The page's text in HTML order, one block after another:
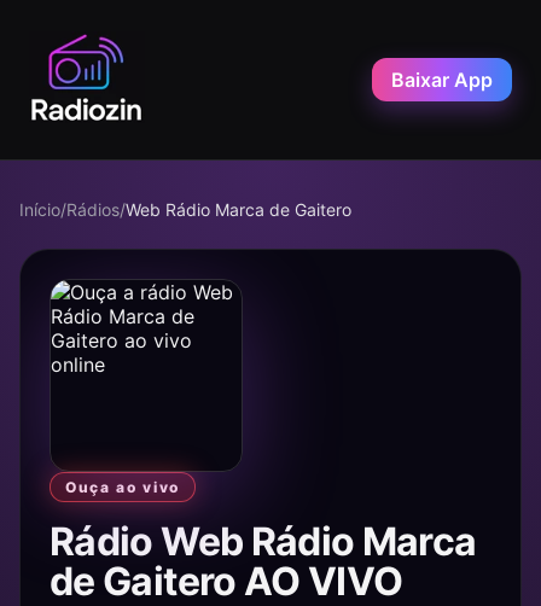
Baixar App
Início/Rádios/Web Rádio Marca de Gaitero
Ouça ao vivo
Rádio Web Rádio Marca
de Gaitero AO VIVO